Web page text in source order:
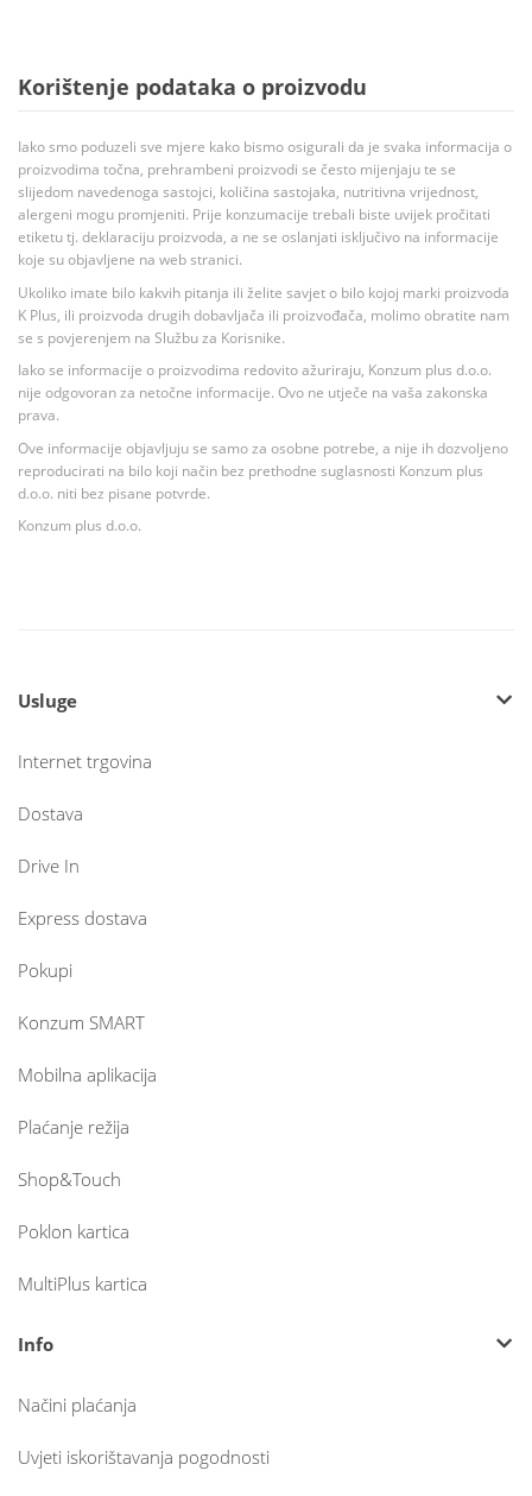
Korištenje podataka o proizvodu
Iako smo poduzeli sve mjere kako bismo osigurali da je svaka informacija o
proizvodima točna, prehrambeni proizvodi se često mijenjaju te se
slijedom navedenoga sastojci, količina sastojaka, nutritivna vrijednost,
alergeni mogu promjeniti. Prije konzumacije trebali biste uvijek pročitati
etiketu tj. deklaraciju proizvoda, a ne se oslanjati isključivo na informacije
koje su objavljene na web stranici.
Ukoliko imate bilo kakvih pitanja ili želite savjet o bilo kojoj marki proizvoda
K Plus, ili proizvoda drugih dobavljača ili proizvođača, molimo obratite nam
se s povjerenjem na Službu za Korisnike.
Iako se informacije o proizvodima redovito ažuriraju, Konzum plus d.o.o.
nije odgovoran za netočne informacije. Ovo ne utječe na vaša zakonska
prava.
Ove informacije objavljuju se samo za osobne potrebe, a nije ih dozvoljeno
reproducirati na bilo koji način bez prethodne suglasnosti Konzum plus
d.o.o. niti bez pisane potvrde.
Konzum plus d.o.o.
Usluge
Internet trgovina
Dostava
Drive In
Express dostava
Pokupi
Konzum SMART
Mobilna aplikacija
Plaćanje režija
Shop&Touch
Poklon kartica
MultiPlus kartica
Info
Načini plaćanja
Uvjeti iskorištavanja pogodnosti